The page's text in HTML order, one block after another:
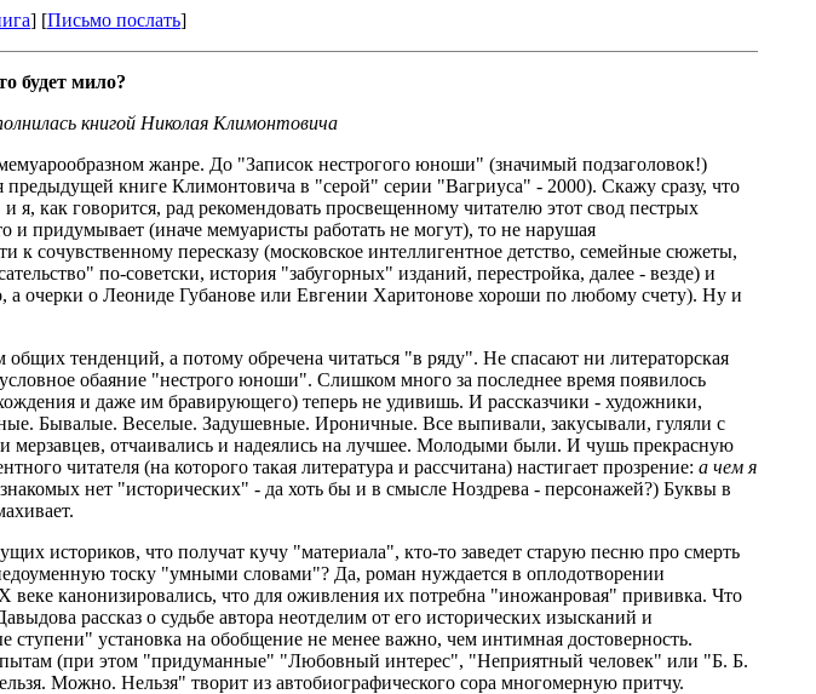
] [Письмо послать]
будет мило?
книгой Николая Климонтовича
жанре. До "Записок нестрогого юноши" (значимый подзаголовок!)
книге Климонтовича в "серой" серии "Вагриуса" - 2000). Скажу сразу, что
как говорится, рад рекомендовать просвещенному читателю этот свод пестрых
придумывает (иначе мемуаристы работать не могут), то не нарушая
к сочувственному пересказу (московское интеллигентное детство, семейные сюжеты,
по-советски, история "забугорных" изданий, перестройка, далее - везде) и
очерки о Леониде Губанове или Евгении Харитонове хороши по любому счету). Ну и
тенденций, а потому обречена читаться "в ряду". Не спасают ни литераторская
обаяние "нестрого юноши". Слишком много за последнее время появилось
и даже им бравирующего) теперь не удивишь. И рассказчики - художники,
Бывалые. Веселые. Задушевные. Ироничные. Все выпивали, закусывали, гуляли с
и мерзавцев, отчаивались и надеялись на лучшее. Молодыми были. И чушь прекрасную
читателя (на которого такая литература и рассчитана) настигает прозрение: а чем я
знакомых нет "исторических" - да хоть бы и в смысле Ноздрева - персонажей?) Буквы в
историков, что получат кучу "материала", кто-то заведет старую песню про смерть
тоску "умными словами"? Да, роман нуждается в оплодотворении
канонизировались, что для оживления их потребна "иножанровая" прививка. Что
рассказ о судьбе автора неотделим от его исторических изысканий и
установка на обобщение не менее важно, чем интимная достоверность.
(при этом "придуманные" "Любовный интерес", "Неприятный человек" или "Б. Б.
Можно. Нельзя" творит из автобиографического сора многомерную притчу.